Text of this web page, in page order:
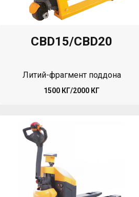
CBD15/CBD20
Литий-фрагмент поддона
1500 КГ/2000 КГ